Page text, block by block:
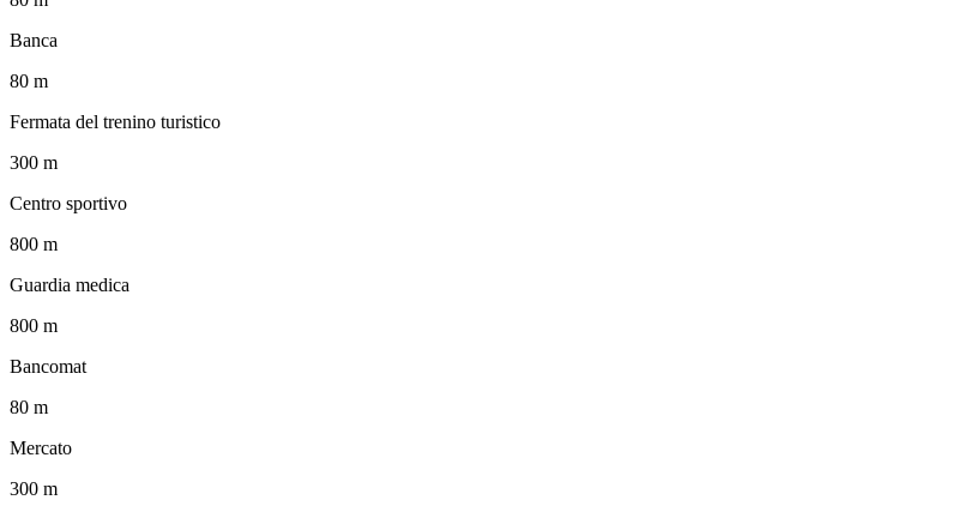
Banca
80 m
Fermata del trenino turistico
300 m
Centro sportivo
800 m
Guardia medica
800 m
Bancomat
80 m
Mercato
300 m